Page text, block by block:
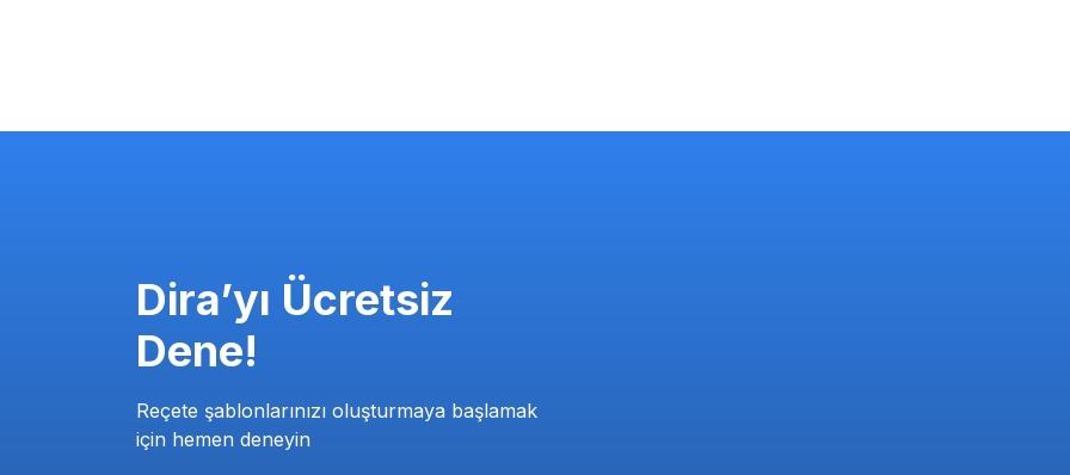
Dira’yı Ücretsiz
Dene!
Reçete şablonlarınızı oluşturmaya başlamak
için hemen deneyin